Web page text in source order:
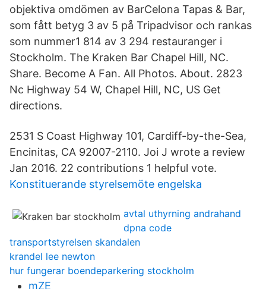
objektiva omdömen av BarCelona Tapas & Bar,
som fått betyg 3 av 5 på Tripadvisor och rankas
som nummer1 814 av 3 294 restauranger i
Stockholm. The Kraken Bar Chapel Hill, NC.
Share. Become A Fan. All Photos. About. 2823
Nc Highway 54 W, Chapel Hill, NC, US Get
directions.
2531 S Coast Highway 101, Cardiff-by-the-Sea,
Encinitas, CA 92007-2110. Joi J wrote a review
Jan 2016. 22 contributions 1 helpful vote.
Konstituerande styrelsemöte engelska
avtal uthyrning andrahand
dpna code
transportstyrelsen skandalen
krandel lee newton
hur fungerar boendeparkering stockholm
mZE